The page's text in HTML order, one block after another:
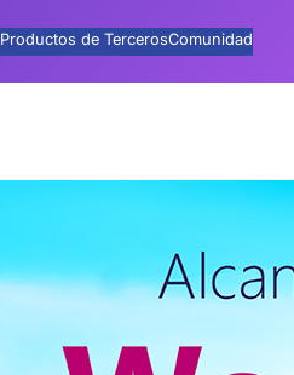
Productos de TercerosComunidad